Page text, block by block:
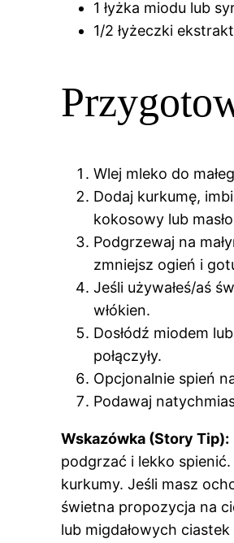
1 łyżka miodu lub
1/2 łyżeczki
Wlej mleko do
Dodaj kurkumę,
kokosowy lub
Podgrzewaj na
zmniejsz ogień i
Jeśli używałeś/aś
włókien.
Dosłódź miodem
połączyły.
Opcjonalnie spień
Podawaj
Wskazówka (Story Tip):
podgrzać i lekko
kurkumy. Jeśli masz
świetna propozycja na
lub migdałowych